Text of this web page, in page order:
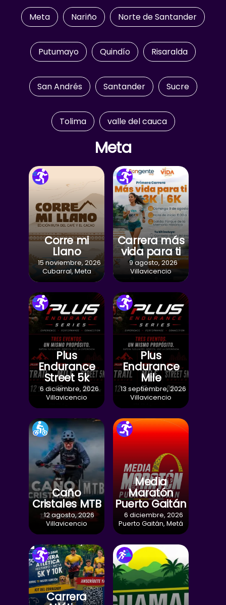
Meta Nariño Norte de Santander
Putumayo Quindío Risaralda
San Andrés Santander Sucre
Tolima valle del cauca
Meta
Corre mi
Llano
15 noviembre, 2026
Cubarral, Meta
Carrera más
vida para ti
9 agosto, 2026
Villavicencio
Plus
Endurance
Street 5k
6 diciembre, 2026
Villavicencio
Plus
Endurance
Mile
13 septiembre, 2026
Villavicencio
Caño
Cristales MTB
12 agosto, 2026
Villavicencio
Media
Maratón
Puerto Gaitán
6 diciembre, 2026
Puerto Gaitán, Metá
Carrera